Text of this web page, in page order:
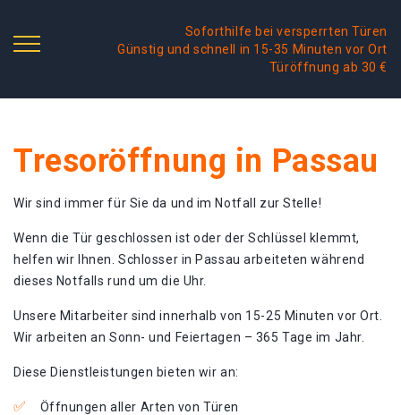
Soforthilfe bei versperrten Türen
Günstig und schnell in 15-35 Minuten vor Ort
Türöffnung ab 30 €
Tresoröffnung in Passau
Wir sind immer für Sie da und im Notfall zur Stelle!
Wenn die Tür geschlossen ist oder der Schlüssel klemmt,
helfen wir Ihnen. Schlosser in Passau arbeiteten während
dieses Notfalls rund um die Uhr.
Unsere Mitarbeiter sind innerhalb von 15-25 Minuten vor Ort.
Wir arbeiten an Sonn- und Feiertagen – 365 Tage im Jahr.
Diese Dienstleistungen bieten wir an:
Öffnungen aller Arten von Türen